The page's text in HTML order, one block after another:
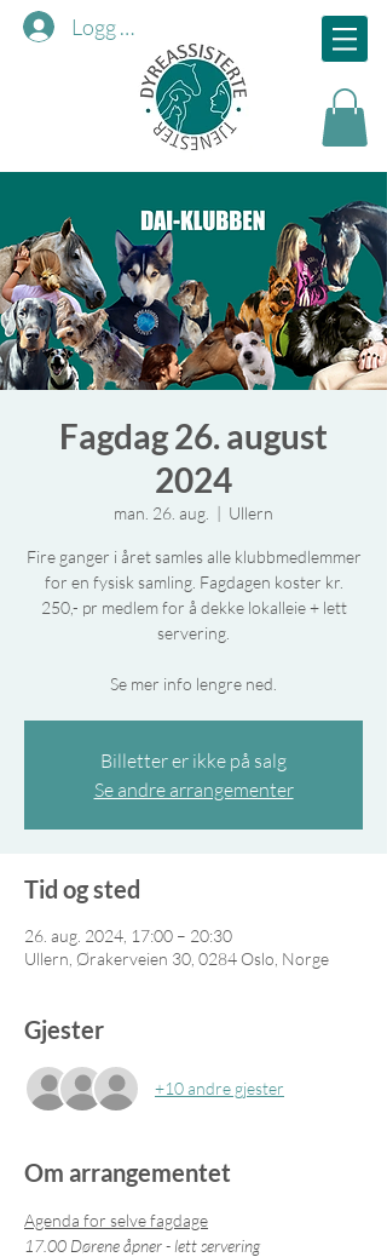
Logg inn
Fagdag 26. august
2024
man. 26. aug.
  |
Ullern
Fire ganger i året samles alle klubbmedlemmer
for en fysisk samling. Fagdagen koster kr.
250,- pr medlem for å dekke lokalleie + lett
servering.
Se mer info lengre ned.
Billetter er ikke på salg
Se andre arrangementer
Tid og sted
26. aug. 2024, 17:00 – 20:30
Ullern, Ørakerveien 30, 0284 Oslo, Norge
Gjester
+10 andre gjester
Om arrangementet
Agenda for selve fagdage
17.00 Dørene åpner - lett servering